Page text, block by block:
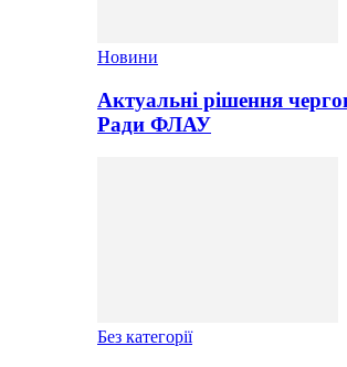
Новини
Актуальні рішення
Ради ФЛАУ
Без категорії